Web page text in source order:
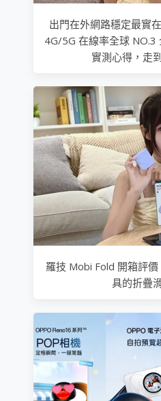
出門在外網路穩定最實
4G/5G 在線率全球 NO.3
實測心得，走
羅技 Mobi Fold 開箱評
具的折疊